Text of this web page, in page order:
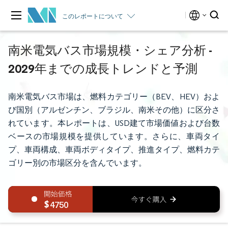
このレポートについて
南米電気バス市場規模・シェア分析 -
2029年までの成長トレンドと予測
南米電気バス市場は、燃料カテゴリー（BEV、HEV）およ
び国別（アルゼンチン、ブラジル、南米その他）に区分さ
れています。本レポートは、USD建て市場価値および台数
ベースの市場規模を提供しています。さらに、車両タイ
プ、車両構成、車両ボディタイプ、推進タイプ、燃料カテ
ゴリー別の市場区分を含んでいます。
4750